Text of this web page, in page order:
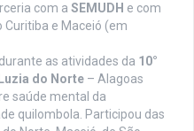
com a SEMUDH e com
Curitiba e Maceió (em
as atividades da 10°
do Norte – Alagoas
saúde mental da
quilombola. Participou das